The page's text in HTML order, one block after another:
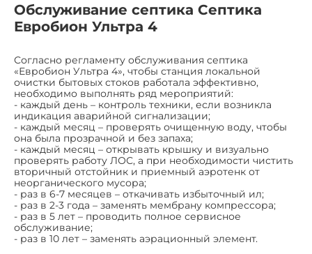
Обслуживание септика Септика
Евробион Ультра 4
Согласно регламенту обслуживания септика
«Евробион Ультра 4», чтобы станция локальной
очистки бытовых стоков работала эффективно,
необходимо выполнять ряд мероприятий:
- каждый день – контроль техники, если возникла
индикация аварийной сигнализации;
- каждый месяц – проверять очищенную воду, чтобы
она была прозрачной и без запаха;
- каждый месяц – открывать крышку и визуально
проверять работу ЛОС, а при необходимости чистить
вторичный отстойник и приемный аэротенк от
неорганического мусора;
- раз в 6-7 месяцев – откачивать избыточный ил;
- раз в 2-3 года – заменять мембрану компрессора;
- раз в 5 лет – проводить полное сервисное
обслуживание;
- раз в 10 лет – заменять аэрационный элемент.